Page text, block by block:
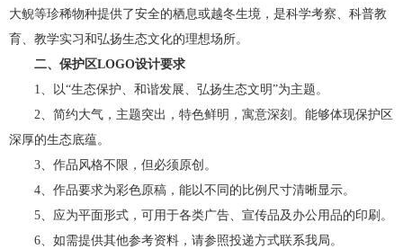
大鲵等珍稀物种提供了安全的栖息或越冬生境，是科学考察、科普教
育、教学实习和弘扬生态文化的理想场所。
二、保护区LOGO设计要求
1、以“生态保护、和谐发展、弘扬生态文明”为主题。
2、简约大气，主题突出，特色鲜明，寓意深刻。能够体现保护区
深厚的生态底蕴。
3、作品风格不限，但必须原创。
4、作品要求为彩色原稿，能以不同的比例尺寸清晰显示。
5、应为平面形式，可用于各类广告、宣传品及办公用品的印刷。
6、如需提供其他参考资料，请参照投递方式联系我局。